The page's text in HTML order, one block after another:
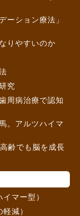
ーション療法」
りやすいのか
究
周病治療で認知
。アルツハイマ
齢でも脳を成長
マー型）
減）